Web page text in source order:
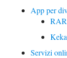
App per
Servizi